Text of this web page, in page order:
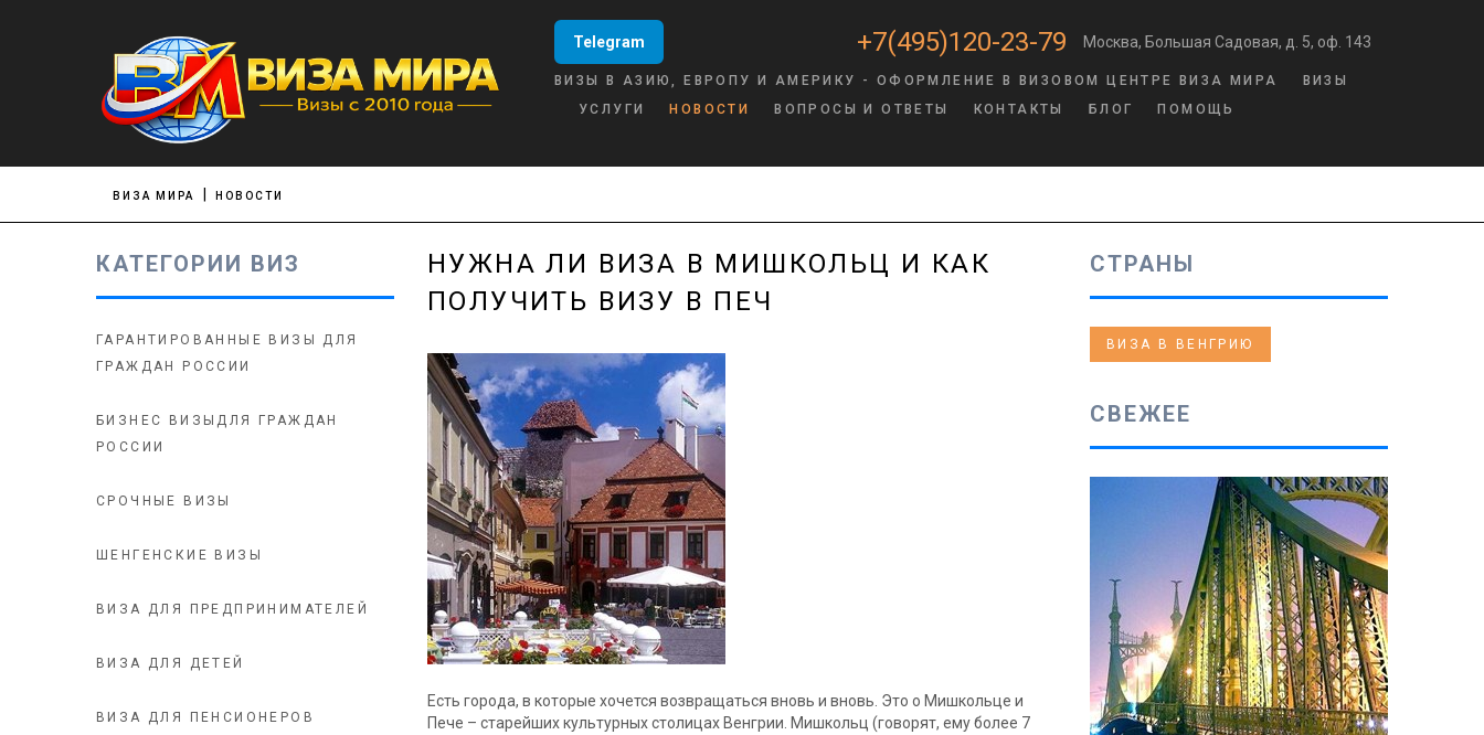
Москва, Большая Садовая, д. 5, оф. 143
+7(495)120-23-79
Telegram
ВИЗЫ В АЗИЮ, ЕВРОПУ И АМЕРИКУ - ОФОРМЛЕНИЕ В ВИЗОВОМ ЦЕНТРЕ ВИЗА МИРА
ВИЗЫ
УСЛУГИ
НОВОСТИ ВОПРОСЫ И ОТВЕТЫ КОНТАКТЫ БЛОГ ПОМОЩЬ
ВИЗА МИРА НОВОСТИ
НУЖНА ЛИ ВИЗА В МИШКОЛЬЦ И КАК
ПОЛУЧИТЬ ВИЗУ В ПЕЧ
Есть города, в которые хочется возвращаться вновь и вновь. Это о Мишкольце и
Пече – старейших культурных столицах Венгрии. Мишкольц (говорят, ему более 7
КАТЕГОРИИ ВИЗ
ГАРАНТИРОВАННЫЕ ВИЗЫ ДЛЯ
ГРАЖДАН РОССИИ
БИЗНЕС ВИЗЫДЛЯ ГРАЖДАН
РОССИИ
СРОЧНЫЕ ВИЗЫ
ШЕНГЕНСКИЕ ВИЗЫ
ВИЗА ДЛЯ ПРЕДПРИНИМАТЕЛЕЙ
ВИЗА ДЛЯ ДЕТЕЙ
ВИЗА ДЛЯ ПЕНСИОНЕРОВ
СТРАНЫ
ВИЗА В ВЕНГРИЮ
СВЕЖЕЕ